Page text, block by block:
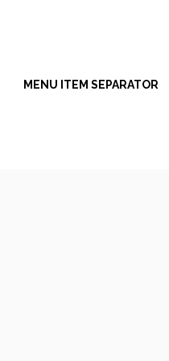
MENU ITEM SEPARATOR